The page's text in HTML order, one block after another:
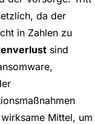
da der
in Zahlen zu
sind
Mittel, um